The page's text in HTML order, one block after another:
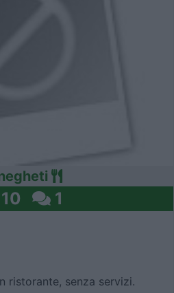
10 1
ristorante, senza servizi.